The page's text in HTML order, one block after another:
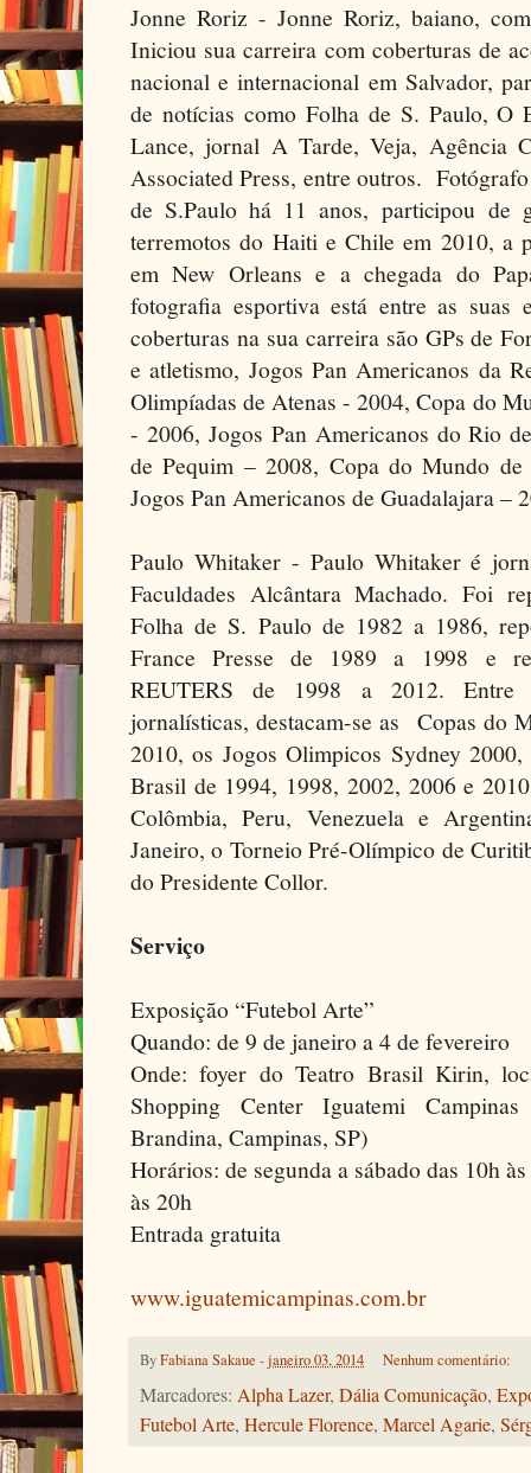
Jonne Roriz - Jonne Roriz, baiano,
Iniciou sua carreira com coberturas de
nacional e internacional em Salvador,
de notícias como Folha de S. Paulo, O
Lance, jornal A Tarde, Veja, Agência
Associated Press, entre outros.
de S.Paulo há 11 anos, participou de
terremotos do Haiti e Chile em 2010, a
em New Orleans e a chegada do
fotografia esportiva está entre as suas
coberturas na sua carreira são GPs de
e atletismo, Jogos Pan Americanos da
Olimpíadas de Atenas - 2004, Copa do
- 2006, Jogos Pan Americanos do Rio
de Pequim – 2008, Copa do Mundo
Jogos Pan Americanos de Guadalajara –
Paulo Whitaker - Paulo Whitaker é
Faculdades Alcântara Machado. Foi
Folha de S. Paulo de 1982 a 1986,
France Presse de 1989 a 1998 e
REUTERS de 1998 a 2012. Entre
jornalísticas, destacam-se as Copas do
2010, os Jogos Olimpicos Sydney
Brasil de 1994, 1998, 2002, 2006 e
Colômbia, Peru, Venezuela e
Janeiro, o Torneio Pré-Olímpico de
do Presidente Collor.
Serviço
Exposição “Futebol Arte”
Quando: de 9 de janeiro a 4 de fevereiro
Onde: foyer do Teatro Brasil Kirin,
Shopping Center Iguatemi
Brandina, Campinas, SP)
Horários: de segunda a sábado das 10h
às 20h
Entrada gratuita
www.iguatemicampinas.com.br
ByFabiana Sakaue -janeiro 03, 2014 Nenhum comentário:
Marcadores: Alpha Lazer, Dália Comunicação,
Futebol Arte, Hercule Florence, Marcel Agarie,